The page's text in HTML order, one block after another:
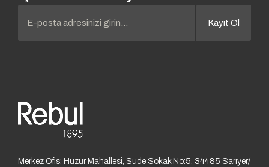
Kayıt Ol
Merkez Ofis: Huzur Mahallesi, Sude Sokak No:5, 34485 Sarıyer/